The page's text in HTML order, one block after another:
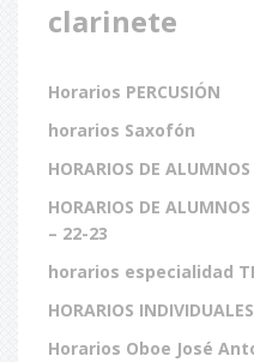
clarinete
Horarios PERCUSIÓN
horarios Saxofón
HORARIOS DE
HORARIOS DE
– 22-23
horarios especialidad
HORARIOS
Horarios Oboe José